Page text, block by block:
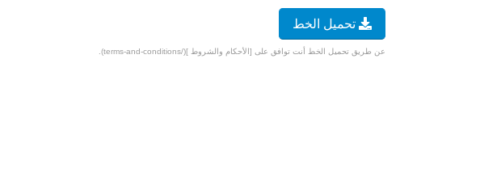
تحميل الخط
عن طريق تحميل الخط أنت توافق على [الأحكام والشروط ](/terms-and-conditions).